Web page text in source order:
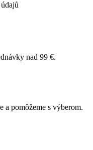
nad 99 €.
a pomôžeme s výberom.